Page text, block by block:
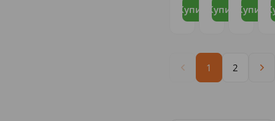
Купить Купить Купить
1 2